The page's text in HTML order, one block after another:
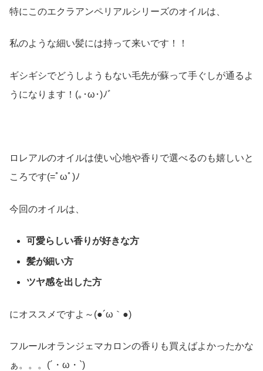
特にこのエクラアンペリアルシリーズのオイルは、
私のような細い髪には持って来いです！！
ギシギシでどうしようもない毛先が蘇って手ぐしが通るよ
うになります！(｡･ω･)ﾉﾞ
ロレアルのオイルは使い心地や香りで選べるのも嬉しいと
ころです(=ﾟωﾟ)ﾉ
今回のオイルは、
可愛らしい香りが好きな方
髪が細い方
ツヤ感を出した方
にオススメですよ～(●´ω｀●)
フルールオランジェマカロンの香りも買えばよかったかな
ぁ。。。(´・ω・`)